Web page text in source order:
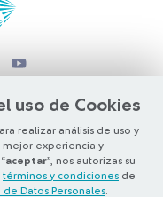
uso de Cookies
realizar análisis de uso y
mejor experiencia y
aceptar”, nos autorizas su
términos y condiciones de
Datos Personales
2026